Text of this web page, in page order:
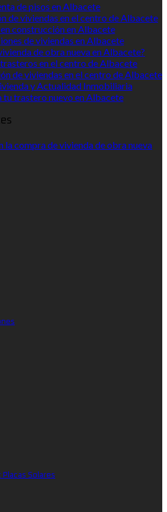
de pisos en Albacete
de viviendas en el centro de Albacete
construcción en Albacete
de viviendas en Albacete
de obra nueva en Albacete?
en el centro de Albacete
de viviendas en el centro de Albacete
y Actualidad Inmobiliaria
tu trastero nuevo en Albacete
la compra de vivienda de obra nueva
Solares